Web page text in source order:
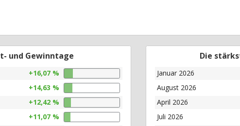
und Gewinntage
+16,07 %
+14,63 %
+12,42 %
+11,07 %
Die
Januar 2026
August 2026
April 2026
Juli 2026